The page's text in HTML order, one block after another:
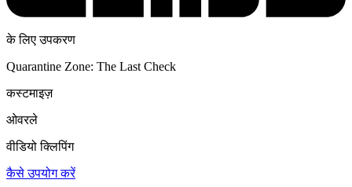
के लिए उपकरण
Quarantine Zone: The Last Check
कस्टमाइज़
ओवरले
वीडियो क्लिपिंग
कैसे उपयोग करें